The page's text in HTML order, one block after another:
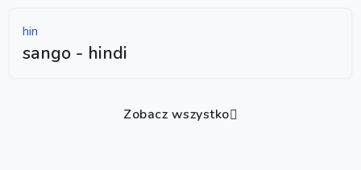
hin
sango - hindi
Zobacz wszystko